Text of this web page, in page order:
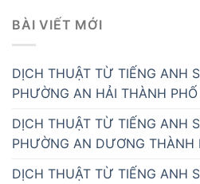
BÀI VIẾT MỚI
DỊCH THUẬT TỪ TIẾNG ANH
PHƯỜNG AN HẢI THÀNH
DỊCH THUẬT TỪ TIẾNG ANH
PHƯỜNG AN DƯƠNG THÀNH
DỊCH THUẬT TỪ TIẾNG ANH